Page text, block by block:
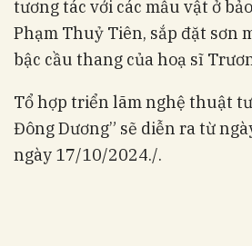
tương tác với các mẫu vật ở
Phạm Thuỷ Tiên, sắp đặt sơn
bậc cầu thang của hoạ sĩ
Tổ hợp triển lãm nghệ thuật
Đông Dương” sẽ diễn ra từ
ngày 17/10/2024./.